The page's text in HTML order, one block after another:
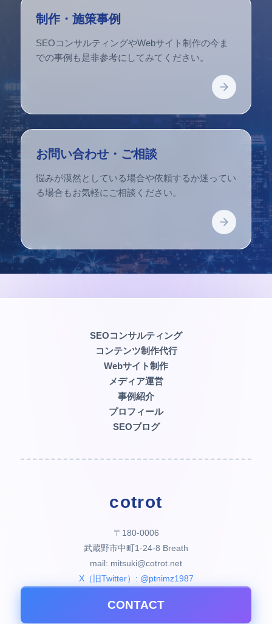
制作・施策事例
SEOコンサルティングやWebサイト制作の今ま
での事例も是非参考にしてみてください。
お問い合わせ・ご相談
悩みが漠然としている場合や依頼するか迷ってい
る場合もお気軽にご相談ください。
SEOコンサルティング
コンテンツ制作代行
Webサイト制作
メディア運営
事例紹介
プロフィール
SEOブログ
cotrot
〒180-0006
武蔵野市中町1-24-8 Breath
mail: mitsuki@cotrot.net
X（旧Twitter）: @ptnimz1987
CONTACT